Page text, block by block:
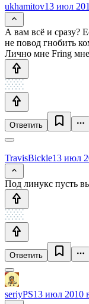
ukhamitov13 июл
А вам всё и сразу?
не повод гнобить
Лично мне Fring
Ответить
TravisBickle13 июл
Под линукс пусть
Ответить
seriyPS13 июл 2010